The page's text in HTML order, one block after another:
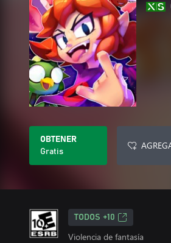
OBTENER
Gratis
TODOS +10
Violencia de fantasía